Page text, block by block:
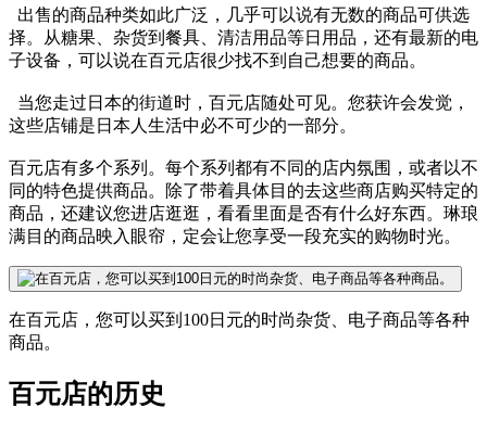
出售的商品种类如此广泛，几乎可以说有无数的商品可供选
择。从糖果、杂货到餐具、清洁用品等日用品，还有最新的电
子设备，可以说在百元店很少找不到自己想要的商品。
当您走过日本的街道时，百元店随处可见。您获许会发觉，
这些店铺是日本人生活中必不可少的一部分。
百元店有多个系列。每个系列都有不同的店内氛围，或者以不
同的特色提供商品。除了带着具体目的去这些商店购买特定的
商品，还建议您进店逛逛，看看里面是否有什么好东西。琳琅
满目的商品映入眼帘，定会让您享受一段充实的购物时光。
在百元店，您可以买到100日元的时尚杂货、电子商品等各种
商品。
百元店的历史